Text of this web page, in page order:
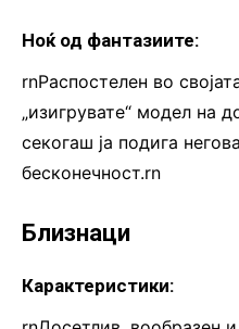
Ноќ од фантазиите:
rnРаспостелен во
„изигрувате“ модел на
секогаш ја подига
бесконечност.rn
Близнаци
Карактеристики: